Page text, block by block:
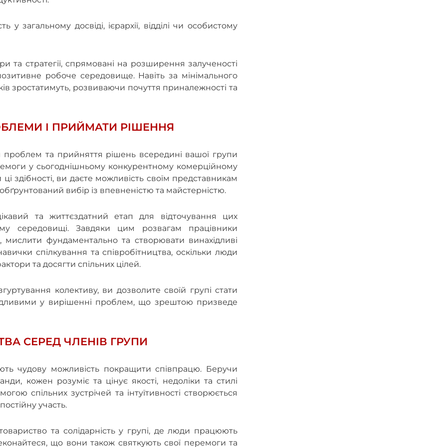
загальному досвіді, ієрархії, відділі чи особистому
та стратегії, спрямовані на розширення залученості
робоче середовище. Навіть за мінімального
зростатимуть, розвиваючи почуття приналежності та
І ПРИЙМАТИ РІШЕННЯ
та прийняття рішень всередині вашої групи
у сьогоднішньому конкурентному комерційному
здібності, ви даєте можливість своїм представникам
вибір із впевненістю та майстерністю.
та життєздатний етап для відточування цих
середовищі. Завдяки цим розвагам працівники
мислити фундаментально та створювати винахідливі
спілкування та співробітництва, оскільки люди
та досягти спільних цілей.
колективу, ви дозволите своїй групі стати
у вирішенні проблем, що зрештою призведе
СЕРЕД ЧЛЕНІВ ГРУПИ
чудову можливість покращити співпрацю. Беручи
кожен розуміє та цінує якості, недоліки та стилі
спільних зустрічей та інтуїтивності створюється
участь.
та солідарність у групі, де люди працюють
що вони також святкують свої перемоги та